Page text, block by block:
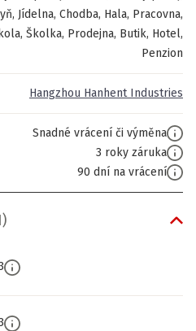
Jídelna, Chodba, Hala, Pracovna,
Školka, Prodejna, Butik, Hotel,
Penzion
Hangzhou Hanhent Industries
Snadné vrácení či výměna
3 roky záruka
90 dní na vrácení
)